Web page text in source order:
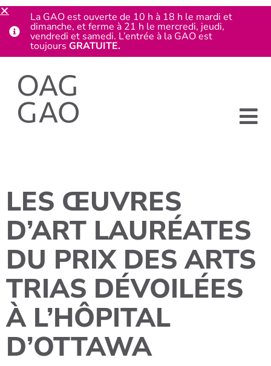
LES ŒUVRES
D’ART LAURÉATES
DU PRIX DES ARTS
TRIAS DÉVOILÉES
À L’HÔPITAL
D’OTTAWA
La GAO est ouverte de 10 h à 18 h le mardi et
dimanche, et ferme à 21 h le mercredi, jeudi,
vendredi et samedi. L’entrée à la GAO est
toujours GRATUITE.